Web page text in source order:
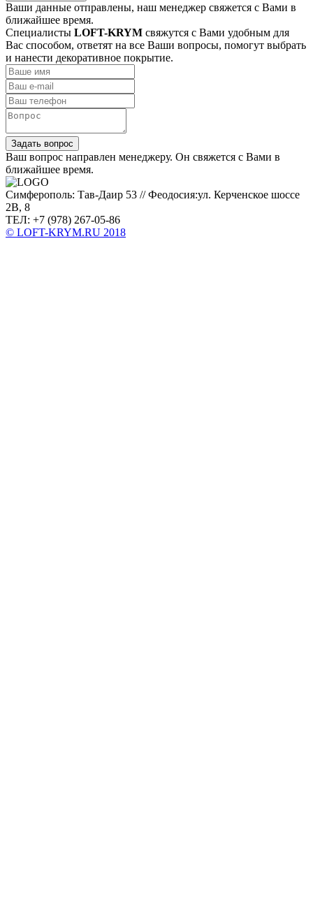
Ваши данные отправлены, наш менеджер свяжется с Вами в
ближайшее время.
Специалисты LOFT-KRYM свяжутся с Вами удобным для
Вас способом, ответят на все Ваши вопросы, помогут выбрать
и нанести декоративное покрытие.
Задать вопрос
Ваш вопрос направлен менеджеру. Он свяжется с Вами в
ближайшее время.
Симферополь: Тав-Даир 53 // Феодосия:ул. Керченское шоссе
2В, 8
ТЕЛ: +7 (978) 267-05-86
© LOFT-KRYM.RU 2018